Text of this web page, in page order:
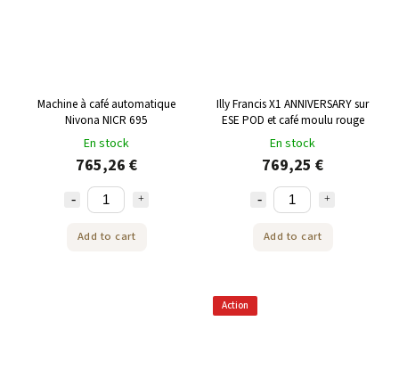
Machine à café automatique
Nivona NICR 695
En stock
765,26 €
Add to cart
Illy Francis X1 ANNIVERSARY sur
ESE POD et café moulu rouge
En stock
769,25 €
Add to cart
Action